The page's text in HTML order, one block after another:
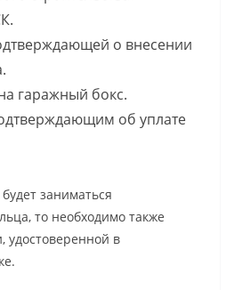
о внесении
гаражный бокс.
об уплате
заниматься
то необходимо также
удостоверенной в